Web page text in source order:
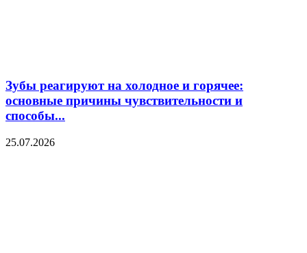
Зубы реагируют на холодное и горячее:
основные причины чувствительности и
способы...
25.07.2026